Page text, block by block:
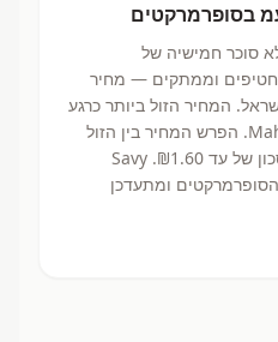
בסופרמרקטים
סוכר חמישיה של
חטיפים וממתקים — מחיר
המחיר הזול ביותר כרגע
הפרש המחיר בין הזול
Savy
ומתעדכן